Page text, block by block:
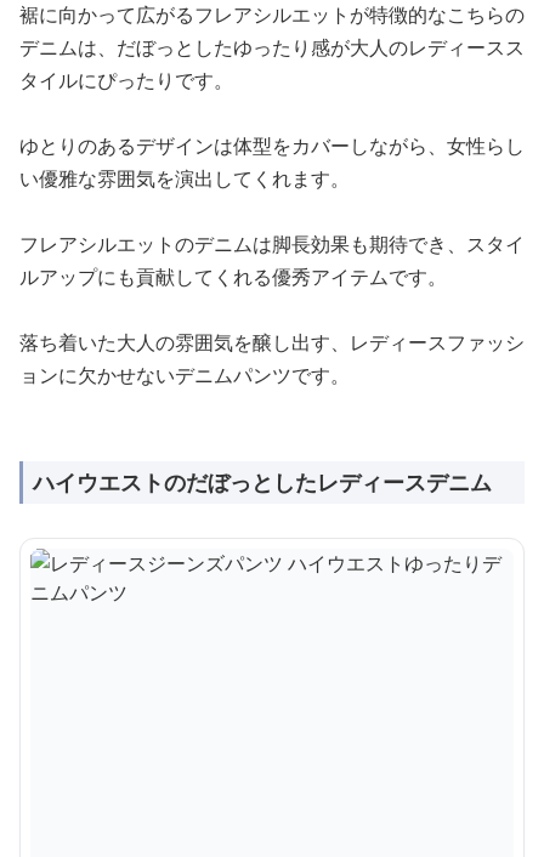
裾に向かって広がるフレアシルエットが特徴的なこちらの
デニムは、だぼっとしたゆったり感が大人のレディースス
タイルにぴったりです。
ゆとりのあるデザインは体型をカバーしながら、女性らし
い優雅な雰囲気を演出してくれます。
フレアシルエットのデニムは脚長効果も期待でき、スタイ
ルアップにも貢献してくれる優秀アイテムです。
落ち着いた大人の雰囲気を醸し出す、レディースファッシ
ョンに欠かせないデニムパンツです。
ハイウエストのだぼっとしたレディースデニム